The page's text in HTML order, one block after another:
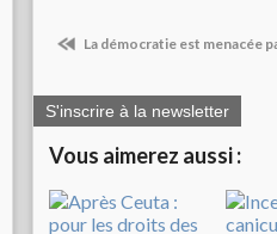
La démocratie est menacée
S'inscrire à la newsletter
Vous aimerez aussi :